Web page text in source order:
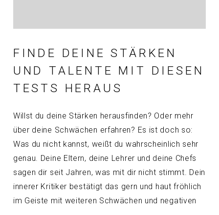
FINDE DEINE STÄRKEN
UND TALENTE MIT DIESEN
TESTS HERAUS
Willst du deine Stärken herausfinden? Oder mehr
über deine Schwächen erfahren? Es ist doch so:
Was du nicht kannst, weißt du wahrscheinlich sehr
genau. Deine Eltern, deine Lehrer und deine Chefs
sagen dir seit Jahren, was mit dir nicht stimmt. Dein
innerer Kritiker bestätigt das gern und haut fröhlich
im Geiste mit weiteren Schwächen und negativen